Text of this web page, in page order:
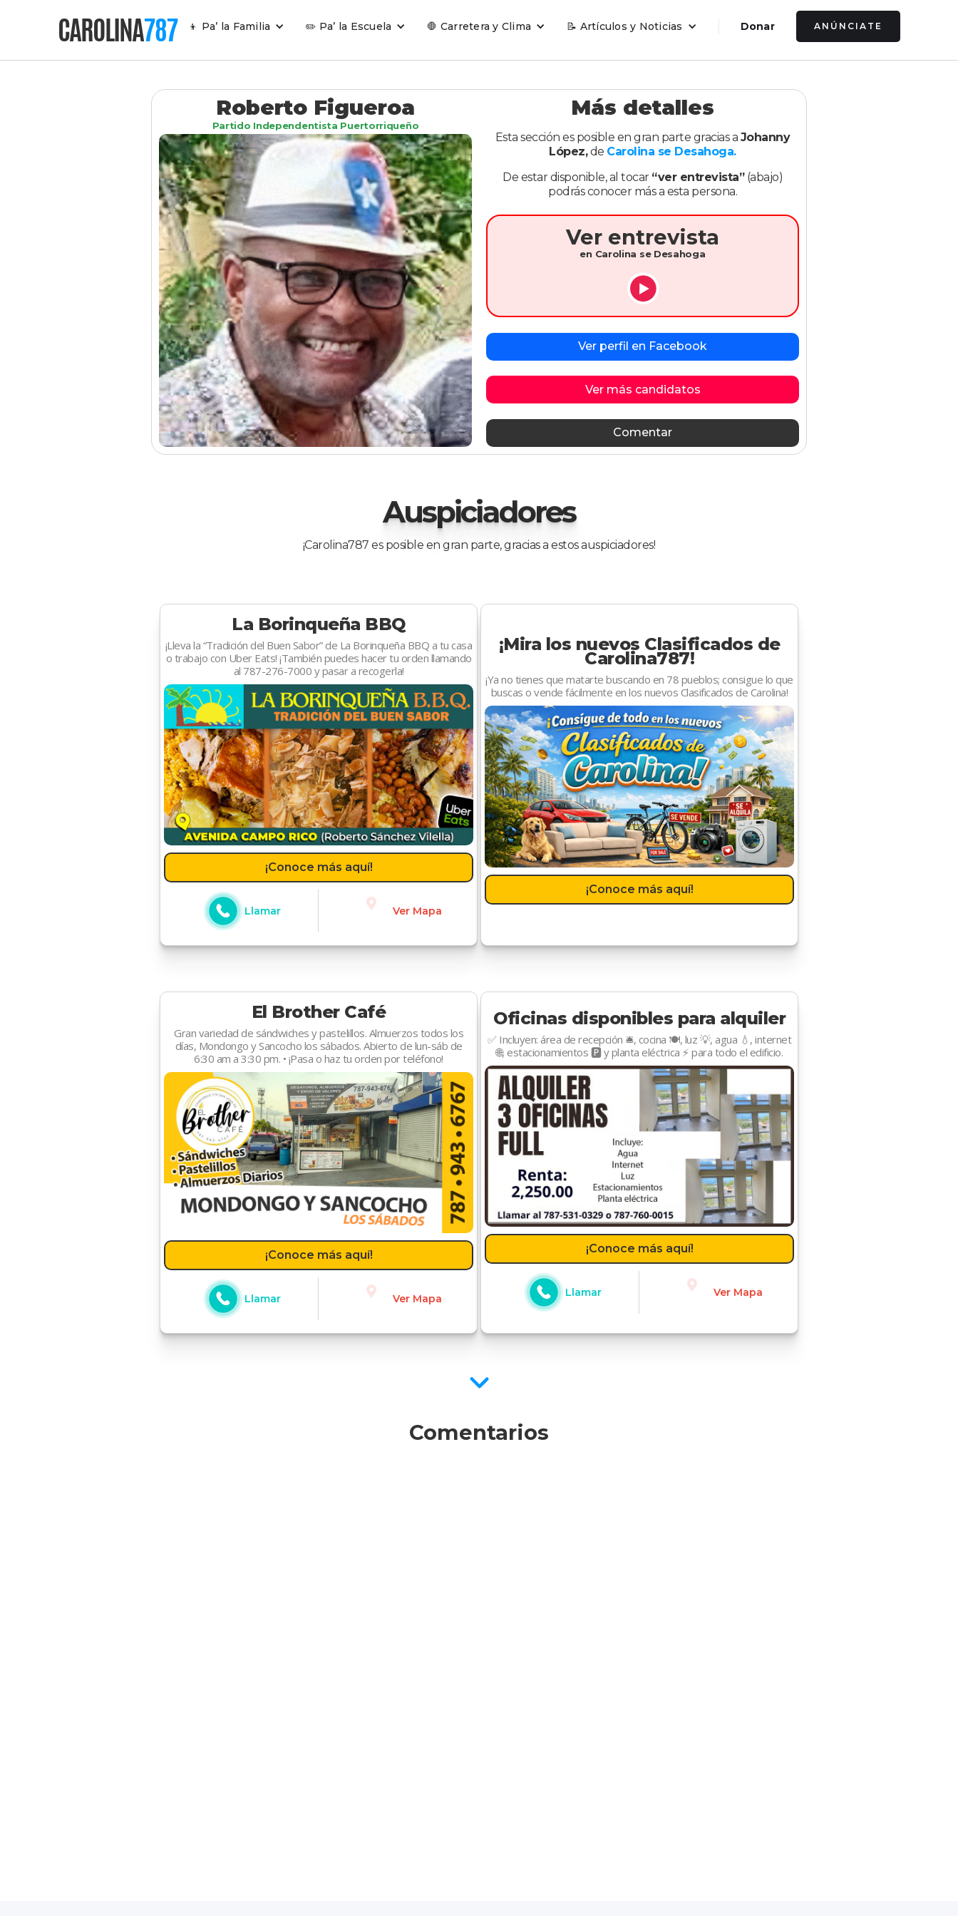
CAROLINA787 👦 Pa’ la Familia ✏️ Pa’ la Escuela 🛑 Carretera y Clima 📝 Artículos y Noticias Donar ANÚNCIATE
Roberto Figueroa
Partido Independentista Puertorriqueño
Más detalles
Esta sección es posible en gran parte gracias a Johanny
López,de Carolina se Desahoga.
De estar disponible, al tocar “ver entrevista”(abajo)
podrás conocer más a esta persona.
Ver entrevista
en Carolina se Desahoga
Ver perfil en Facebook
Ver más candidatos
Comentar
Auspiciadores
¡Carolina787 es posible en gran parte, gracias a estos auspiciadores!
La Borinqueña BBQ
¡Lleva la “Tradición del Buen Sabor” de La Borinqueña BBQ a tu casa
o trabajo con Uber Eats! ¡También puedes hacer tu orden llamando
al 787-276-7000 y pasar a recogerla!
¡Conoce más aquí!
Llamar Ver Mapa
¡Mira los nuevos Clasificados de
Carolina787!
¡Ya no tienes que matarte buscando en 78 pueblos; consigue lo que
buscas o vende fácilmente en los nuevos Clasificados de Carolina!
¡Conoce más aquí!
El Brother Café
Gran variedad de sándwiches y pastelillos. Almuerzos todos los
días, Mondongo y Sancocho los sábados. Abierto de lun-sáb de
6:30 am a 3:30 pm. • ¡Pasa o haz tu orden por teléfono!
¡Conoce más aquí!
Llamar Ver Mapa
Oficinas disponibles para alquiler
✅ Incluyen: área de recepción 🛎️, cocina 🍽️, luz 💡, agua 💧, internet
🌐, estacionamientos 🅿️ y planta eléctrica ⚡ para todo el edificio.
¡Conoce más aquí!
Llamar Ver Mapa
Comentarios